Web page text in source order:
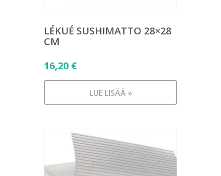
LÉKUÉ SUSHIMATTO 28×28
CM
16,20 €
LUE LISÄÄ »